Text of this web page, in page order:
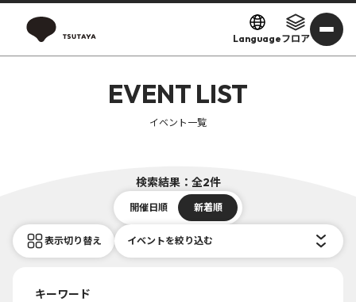
Languageフロア
EVENT LIST
イベント一覧
検索結果：全2件
開催日順 新着順
表示切り替え イベントを絞り込む
キーワード